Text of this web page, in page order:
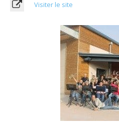
Visiter le site